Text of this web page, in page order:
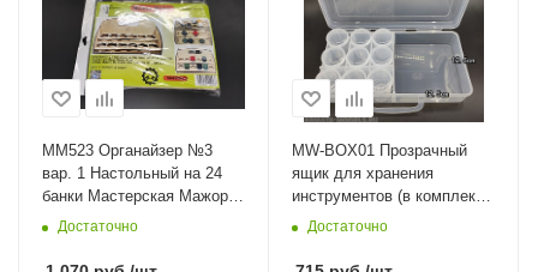
MM523 Органайзер №3
вар. 1 Настольный на 24
банки Мастерская Мажор
Моделс
Достаточно
MW-BOX01 Прозрачный
ящик для хранения
инструментов (в комплекте
с 9 флаконами для
Достаточно